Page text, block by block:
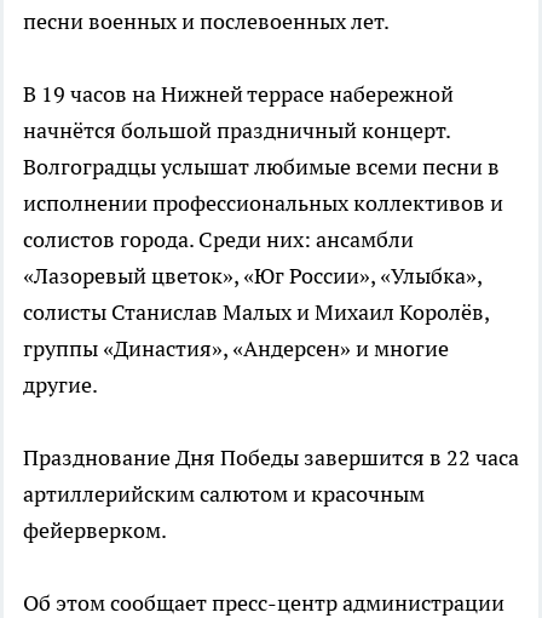
песни военных и послевоенных лет.
В 19 часов на Нижней террасе набережной
начнётся большой праздничный концерт.
Волгоградцы услышат любимые всеми песни в
исполнении профессиональных коллективов и
солистов города. Среди них: ансамбли
«Лазоревый цветок», «Юг России», «Улыбка»,
солисты Станислав Малых и Михаил Королёв,
группы «Династия», «Андерсен» и многие
другие.
Празднование Дня Победы завершится в 22 часа
артиллерийским салютом и красочным
фейерверком.
Об этом сообщает пресс-центр администрации